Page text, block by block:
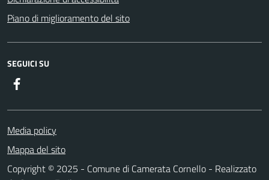
Piano di miglioramento del sito
SEGUICI SU
Media policy
Mappa del sito
Copyright © 2025 - Comune di Camerata Cornello - Realizzato